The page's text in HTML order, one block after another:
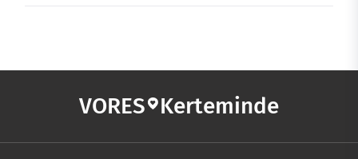
VORES Kerteminde